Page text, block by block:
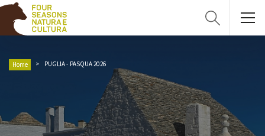
Home PUGLIA - PASQUA 2026